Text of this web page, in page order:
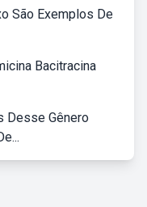
São Exemplos De
Bacitracina
Desse Gênero